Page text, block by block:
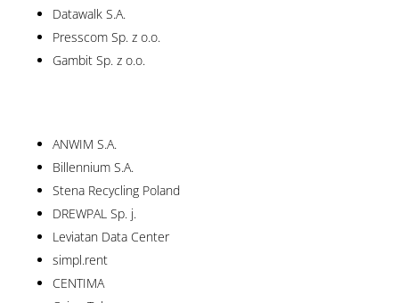
Datawalk S.A.
Presscom Sp. z o.o.
Gambit Sp. z o.o.
ANWIM S.A.
Billennium S.A.
Stena Recycling Poland
DREWPAL Sp. j.
Leviatan Data Center
simpl.rent
CENTIMA